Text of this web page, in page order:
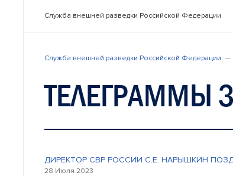
Служба внешней разведки Российской Федерации
Служба внешней разведки Российской Федерации
ТЕЛЕГРАММЫ
ДИРЕКТОР СВР РОССИИ С.Е. НАРЫШКИН
28 Июля 2023